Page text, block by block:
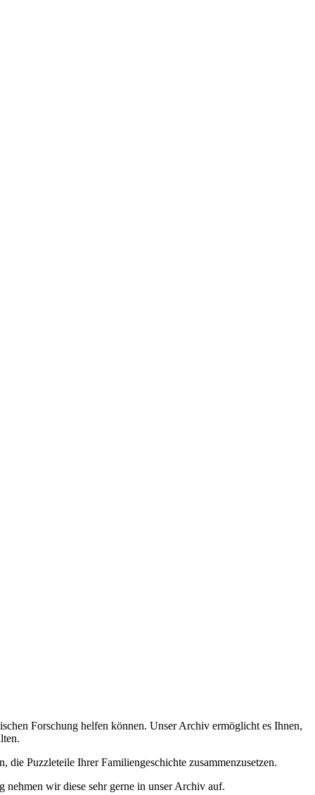
Forschung helfen können. Unser Archiv ermöglicht es Ihnen,
Puzzleteile Ihrer Familiengeschichte zusammenzusetzen.
nehmen wir diese sehr gerne in unser Archiv auf.